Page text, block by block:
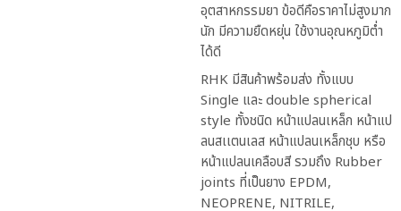
อุตสาหกรรมยา ข้อดีคือราคาไม่สูงมาก
นัก มีความยืดหยุ่น ใช้งานอุณหภูมิต่ำ
ได้ดี
RHK มีสินค้าพร้อมส่ง ทั้งแบบ
Single และ double spherical
style ทั้งชนิด หน้าแปลนเหล็ก หน้าแป
ลนสเเตนเลส หน้าแปลนเหล็กชุบ หรือ
หน้าแปลนเคลือบสี รวมถึง Rubber
joints ที่เป็นยาง EPDM,
NEOPRENE, NITRILE,